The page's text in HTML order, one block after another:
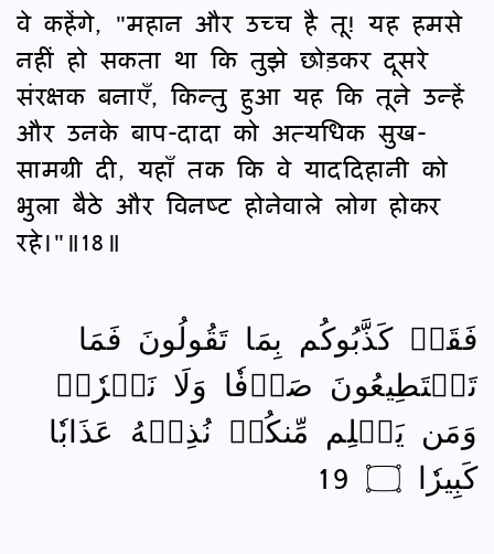
वे कहेंगे, "महान और उच्च है तू! यह हमसे
नहीं हो सकता था कि तुझे छोड़कर दूसरे
संरक्षक बनाएँ, किन्तु हुआ यह कि तूने उन्हें
और उनके बाप-दादा को अत्यधिक सुख-
सामग्री दी, यहाँ तक कि वे याददिहानी को
भुला बैठे और विनष्‍ट होनेवाले लोग होकर
रहे।"॥18॥
فَقَدۡ كَذَّبُوكُم بِمَا تَقُولُونَ فَمَا
تَسۡتَطِيعُونَ صَرۡفٗا وَلَا نَصۡرٗاۚ
وَمَن يَظۡلِم مِّنكُمۡ نُذِقۡهُ عَذَابٗا
كَبِيرٗا ۝ 19